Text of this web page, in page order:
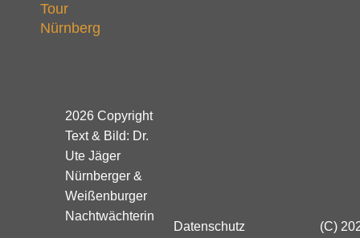
Tour
Nürnberg
2026 Copyright
Text & Bild: Dr.
Ute Jäger
Nürnberger &
Weißenburger
Nachtwächterin
Datenschutz (C)